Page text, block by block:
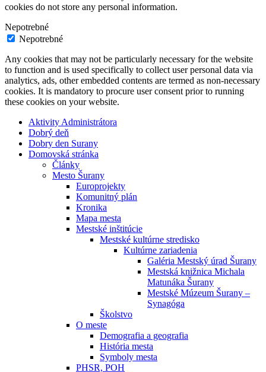
cookies do not store any personal information.
Nepotrebné
Nepotrebné
Any cookies that may not be particularly necessary for the website
to function and is used specifically to collect user personal data via
analytics, ads, other embedded contents are termed as non-necessary
cookies. It is mandatory to procure user consent prior to running
these cookies on your website.
Aktivity Administrátora
Dobrý deň
Dobry den Surany
Domovská stránka
Články
Mesto Šurany
Europrojekty
Komunitný plán
Kronika
Mapa mesta
Mestské inštitúcie
Mestské kultúrne stredisko
Kultúrne zariadenia
Galéria Mestský úrad Šurany
Mestská knižnica Michala
Matunáka Šurany
Mestské Múzeum Šurany –
Synagóga
Školstvo
O meste
Demografia a geografia
História mesta
Symboly mesta
PHSR, POH